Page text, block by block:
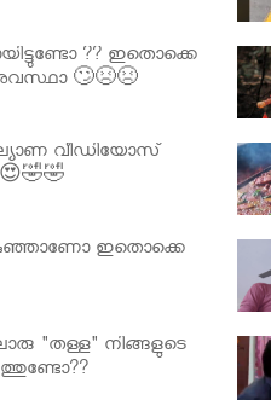
?? ഇതൊക്കെ
🙄😣😣
വീഡിയോസ്
കുഞ്ഞാണോ ഇതൊക്കെ
"തള്ള" നിങ്ങളുടെ